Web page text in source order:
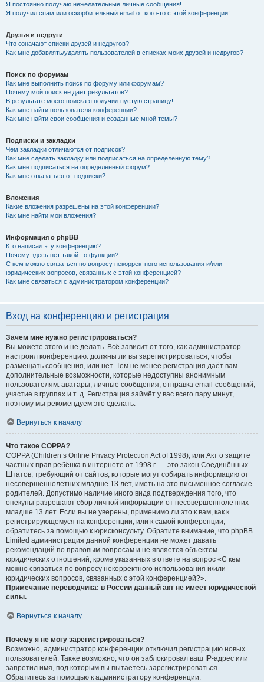
Я постоянно получаю нежелательные личные сообщения!
Я получил спам или оскорбительный email от кого-то с этой конференции!
Друзья и недруги
Что означают списки друзей и недругов?
Как мне добавлять/удалять пользователей в списках моих друзей и недругов?
Поиск по форумам
Как мне выполнить поиск по форуму или форумам?
Почему мой поиск не даёт результатов?
В результате моего поиска я получил пустую страницу!
Как мне найти пользователя конференции?
Как мне найти свои сообщения и созданные мной темы?
Подписки и закладки
Чем закладки отличаются от подписок?
Как мне сделать закладку или подписаться на определённую тему?
Как мне подписаться на определённый форум?
Как мне отказаться от подписки?
Вложения
Какие вложения разрешены на этой конференции?
Как мне найти мои вложения?
Информация о phpBB
Кто написал эту конференцию?
Почему здесь нет такой-то функции?
С кем можно связаться по вопросу некорректного использования и/или
юридических вопросов, связанных с этой конференцией?
Как мне связаться с администратором конференции?
Вход на конференцию и регистрация
Зачем мне нужно регистрироваться?
Вы можете этого и не делать. Всё зависит от того, как администратор
настроил конференцию: должны ли вы зарегистрироваться, чтобы
размещать сообщения, или нет. Тем не менее регистрация даёт вам
дополнительные возможности, которые недоступны анонимным
пользователям: аватары, личные сообщения, отправка email-сообщений,
участие в группах и т. д. Регистрация займёт у вас всего пару минут,
поэтому мы рекомендуем это сделать.
Вернуться к началу
Что такое COPPA?
COPPA (Children’s Online Privacy Protection Act of 1998), или Акт о защите
частных прав ребёнка в интернете от 1998 г. — это закон Соединённых
Штатов, требующий от сайтов, которые могут собирать информацию от
несовершеннолетних младше 13 лет, иметь на это письменное согласие
родителей. Допустимо наличие иного вида подтверждения того, что
опекуны разрешают сбор личной информации от несовершеннолетних
младше 13 лет. Если вы не уверены, применимо ли это к вам, как к
регистрирующемуся на конференции, или к самой конференции,
обратитесь за помощью к юрисконсульту. Обратите внимание, что phpBB
Limited администрация данной конференции не может давать
рекомендаций по правовым вопросам и не является объектом
юридических отношений, кроме указанных в ответе на вопрос «С кем
можно связаться по вопросу некорректного использования и/или
юридических вопросов, связанных с этой конференцией?».
Примечание переводчика: в России данный акт не имеет юридической
силы..
Вернуться к началу
Почему я не могу зарегистрироваться?
Возможно, администратор конференции отключил регистрацию новых
пользователей. Также возможно, что он заблокировал ваш IP-адрес или
запретил имя, под которым вы пытаетесь зарегистрироваться.
Обратитесь за помощью к администратору конференции.